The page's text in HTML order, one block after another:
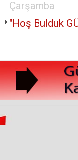
Çarşamba
"Hoş Bulduk